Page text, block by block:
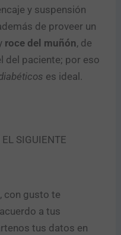
y suspensión
de proveer un
roce del muñón, de
del paciente; por eso
es ideal.
SIGUIENTE
con gusto te
a tus
tus datos en